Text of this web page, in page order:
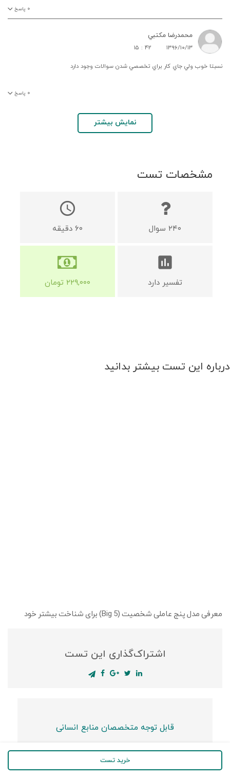
۰ پاسخ
محمدرضا مكتبي
۱۳۹۶/۱۰/۱۳ ۱۵ : ۴۲
نسبتا خوب ولي جاي كار براي تخصصي شدن سوالات وجود دارد
۰ پاسخ
نمایش بیشتر
مشخصات تست
۲۴۰ سوال
schedule
۶۰ دقیقه
assessment
تفسیر دارد ۲۲۹,۰۰۰ تومان
خرید تست
درباره این تست بیشتر بدانید
معرفی مدل پنج عاملی شخصیت (Big 5) برای شناخت بیشتر خود
اشتراک‌گذاری این تست
قابل توجه متخصصان منابع انسانی